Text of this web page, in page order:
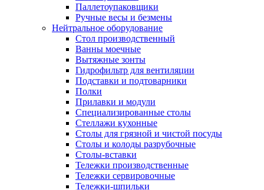
Паллетоупаковщики
Ручные весы и безмены
Нейтральное оборудование
Cтол производственный
Ванны моечные
Вытяжные зонты
Гидрофильтр для вентиляции
Подставки и подтоварники
Полки
Прилавки и модули
Специализированные столы
Стеллажи кухонные
Столы для грязной и чистой посуды
Столы и колоды разрубочные
Столы-вставки
Тележки производственные
Тележки сервировочные
Тележки-шпильки